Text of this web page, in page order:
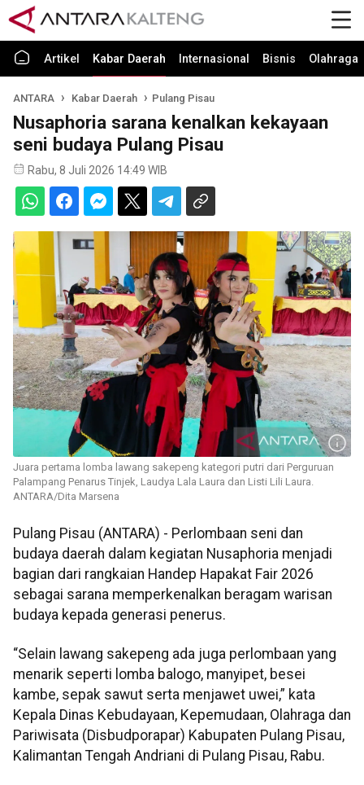
Artikel Kabar Daerah Internasional Bisnis Olahraga
ANTARA Kabar Daerah Pulang Pisau
Nusaphoria sarana kenalkan kekayaan
seni budaya Pulang Pisau
Rabu, 8 Juli 2026 14:49 WIB
Juara pertama lomba lawang sakepeng kategori putri dari Perguruan
Palampang Penarus Tinjek, Laudya Lala Laura dan Listi Lili Laura.
ANTARA/Dita Marsena
Pulang Pisau (ANTARA) - Perlombaan seni dan
budaya daerah dalam kegiatan Nusaphoria menjadi
bagian dari rangkaian Handep Hapakat Fair 2026
sebagai sarana memperkenalkan beragam warisan
budaya kepada generasi penerus.
“Selain lawang sakepeng ada juga perlombaan yang
menarik seperti lomba balogo, manyipet, besei
kambe, sepak sawut serta menjawet uwei,” kata
Kepala Dinas Kebudayaan, Kepemudaan, Olahraga dan
Pariwisata (Disbudporapar) Kabupaten Pulang Pisau,
Kalimantan Tengah Andriani di Pulang Pisau, Rabu.